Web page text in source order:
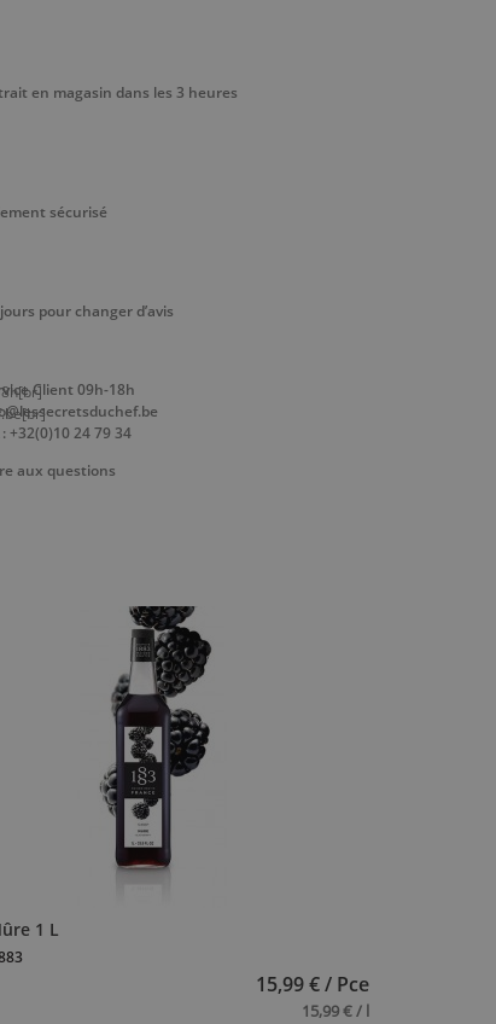
en magasin dans les 3 heures
sécurisé
pour changer d’avis
Client 09h-18h
: +32(0)10 24 79 34
aux questions
1 L
15,99 € / Pce
15,99 € / l